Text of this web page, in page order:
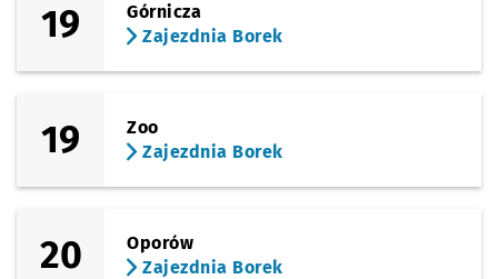
19
Górnicza
Zajezdnia Borek
19
Zoo
Zajezdnia Borek
20
Oporów
Zajezdnia Borek